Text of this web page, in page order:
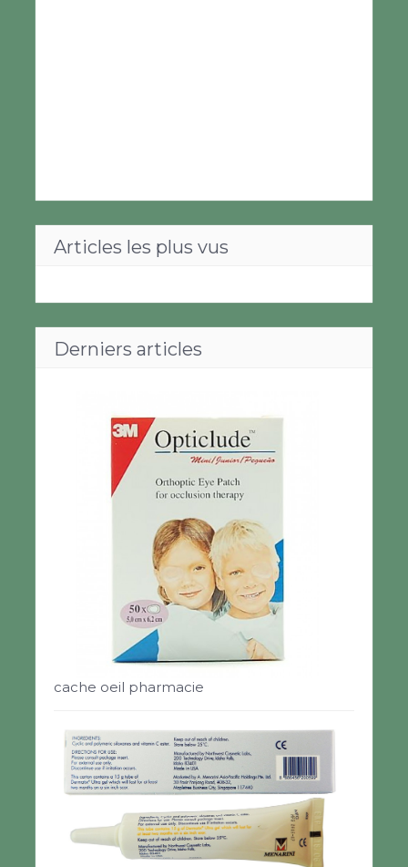
Articles les plus vus
Derniers articles
cache oeil pharmacie